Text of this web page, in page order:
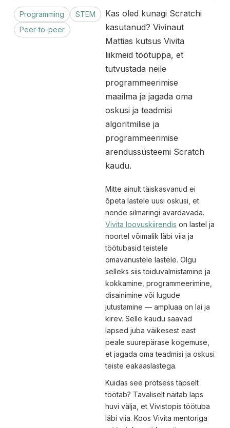
Programming
STEM
Peer-to-peer
Kas oled kunagi Scratchi
kasutanud? Vivinaut
Mattias kutsus Vivita
liikmeid töötuppa, et
tutvustada neile
programmeerimise
maailma ja jagada oma
oskusi ja teadmisi
algoritmilise ja
programmeerimise
arendussüsteemi Scratch
kaudu.
Mitte ainult täiskasvanud ei
õpeta lastele uusi oskusi, et
nende silmaringi avardavada.
Vivita loovuskiirendis on lastel ja
noortel võimalik läbi viia ja
töötubasid teistele
omavanustele lastele. Olgu
selleks siis toiduvalmistamine ja
kokkamine, programmeerimine,
disainimine või lugude
jutustamine — ampluaa on lai ja
kirev. Selle kaudu saavad
lapsed juba väikesest east
peale suurepärase kogemuse,
et jagada oma teadmisi ja oskusi
teiste eakaaslastega.
Kuidas see protsess täpselt
töötab? Tavaliselt näitab laps
huvi välja, et Vivistopis töötuba
läbi viia. Koos Vivita mentoriga